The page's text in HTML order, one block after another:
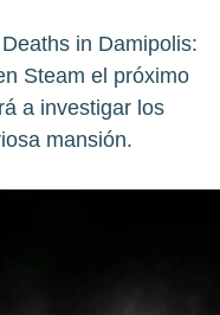
in Damipolis:
Steam el próximo
a investigar los
mansión.